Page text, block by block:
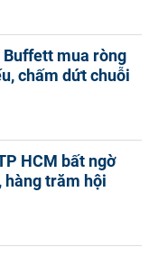
Buffett mua ròng
chấm dứt chuỗi
HCM bất ngờ
hàng trăm hội